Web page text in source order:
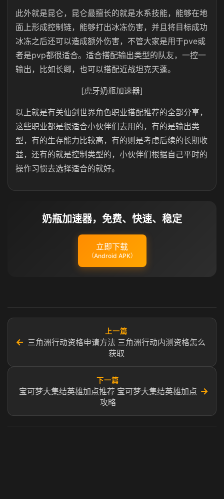
此外就是昆仑，昆仑最擅长的就是水系技能，能够在地
面上形成控制链，能够打出冰冻伤害，并且将目标成功
冰冻之后还可以造成额外伤害，不管大家是用于pve或
者是pvp都很适合。适合搭配输出类型的队友，一控一
输出，比如长卿，也可以搭配近战坦克天蓬。
[虎牙奶瓶加速器]
以上就是有关仙剑世界角色职业搭配推荐的全部分享，
这些职业都是很适合小伙伴们去用的，有的是输出类
型，有的生存能力比较高，有的则是考虑后续的长期收
益，还有的就是控制类型的，小伙伴们根据自己平时的
操作习惯去选择适合的就好。
奶瓶加速器，免费、快速、稳定
立即下载
（Android APK）
←
上一篇
三角洲行动资格申请方法 三角洲行动内测资格怎么
获取
下一篇
宝可梦大集结英雄加点推荐 宝可梦大集结英雄加点
攻略
→